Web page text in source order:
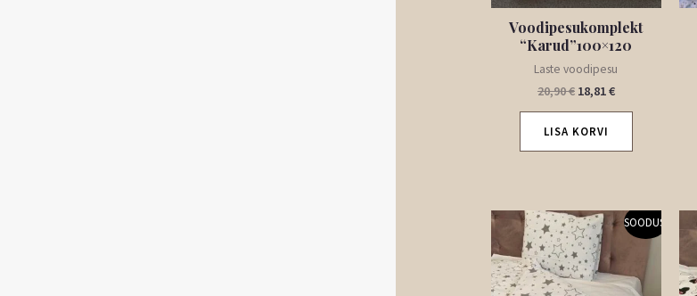
Voodipesukomplekt
“Karud”100×120
Laste voodipesu
20,90€ 18,81€
LISA KORVI
SOODUS!
Algne
hind
oli:
23,90 €.
Praegune
hind